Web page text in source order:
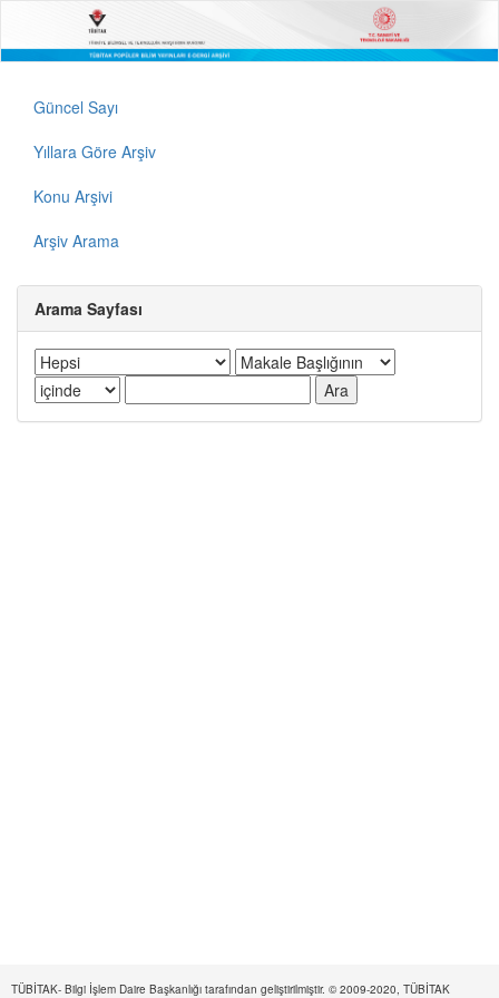
Güncel Sayı
Yıllara Göre Arşiv
Konu Arşivi
Arşiv Arama
Arama Sayfası
TÜBİTAK- Bilgi İşlem Daire Başkanlığı tarafından geliştirilmiştir. © 2009-2020, TÜBİTAK